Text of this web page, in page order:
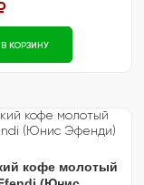
В КОРЗИНУ
кофе молотый